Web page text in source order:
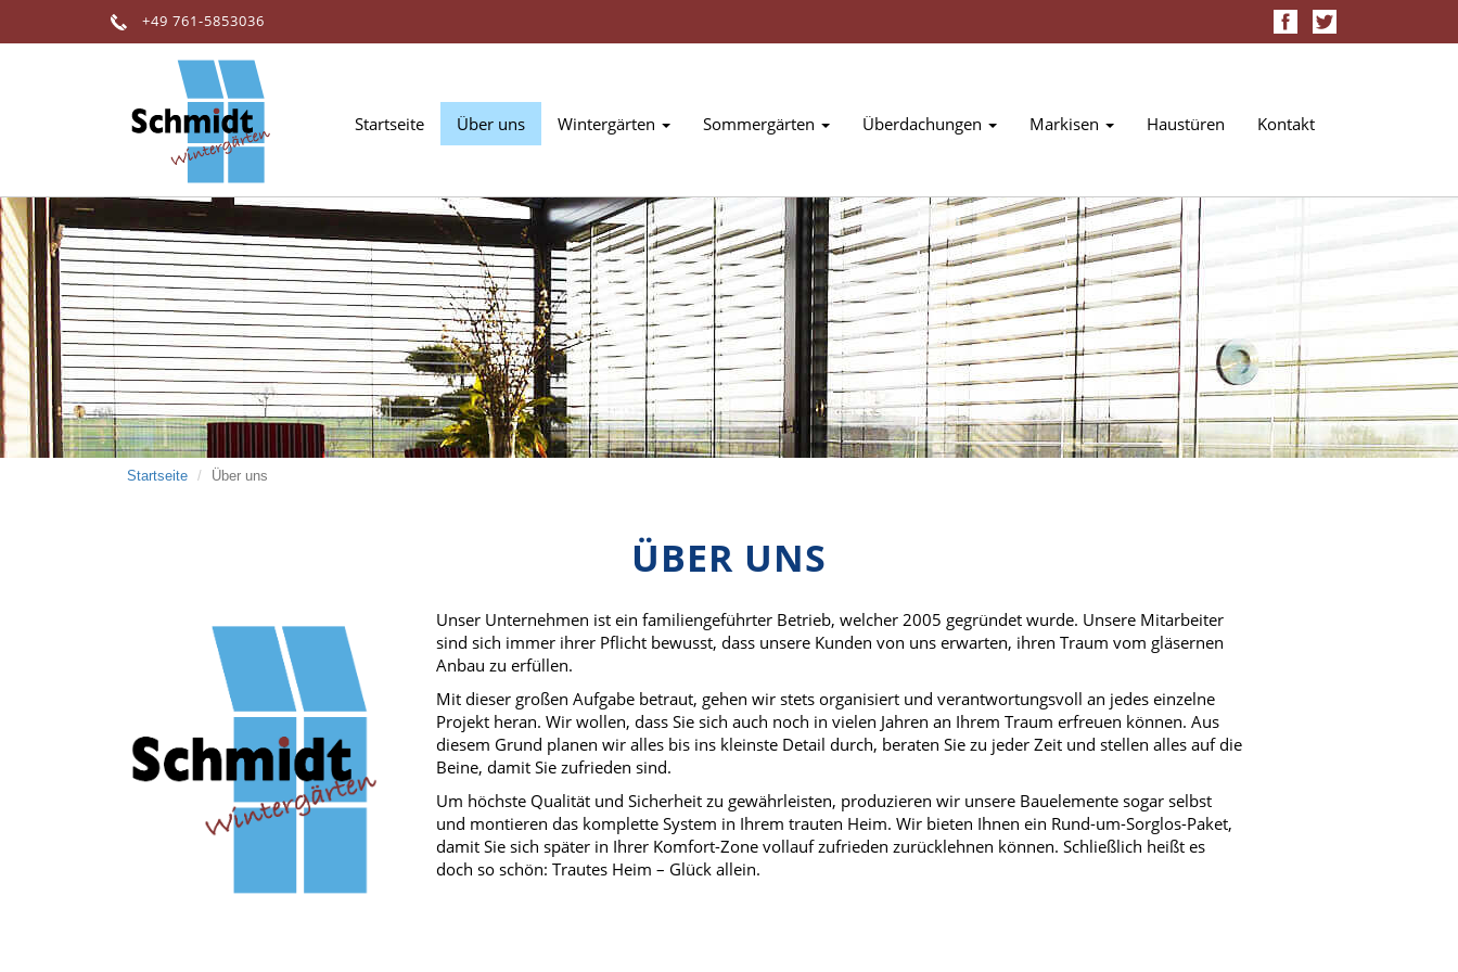
+49 761-5853036
Startseite Über uns Wintergärten Sommergärten Überdachungen Markisen Haustüren Kontakt
Startseite Über uns
ÜBER UNS
Unser Unternehmen ist ein familiengeführter Betrieb, welcher 2005 gegründet wurde. Unsere Mitarbeiter
sind sich immer ihrer Pflicht bewusst, dass unsere Kunden von uns erwarten, ihren Traum vom gläsernen
Anbau zu erfüllen.
Mit dieser großen Aufgabe betraut, gehen wir stets organisiert und verantwortungsvoll an jedes einzelne
Projekt heran. Wir wollen, dass Sie sich auch noch in vielen Jahren an Ihrem Traum erfreuen können. Aus
diesem Grund planen wir alles bis ins kleinste Detail durch, beraten Sie zu jeder Zeit und stellen alles auf die
Beine, damit Sie zufrieden sind.
Um höchste Qualität und Sicherheit zu gewährleisten, produzieren wir unsere Bauelemente sogar selbst
und montieren das komplette System in Ihrem trauten Heim. Wir bieten Ihnen ein Rund-um-Sorglos-Paket,
damit Sie sich später in Ihrer Komfort-Zone vollauf zufrieden zurücklehnen können. Schließlich heißt es
doch so schön: Trautes Heim – Glück allein.